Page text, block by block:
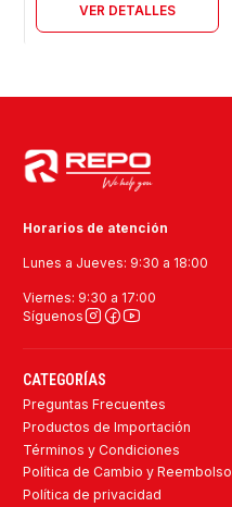
VER DETALLES
Horarios de atención
Lunes a Jueves: 9:30 a 18:00
Viernes: 9:30 a 17:00
Síguenos
CATEGORÍAS
Preguntas Frecuentes
Productos de Importación
Términos y Condiciones
Política de Cambio y Reembolso
Política de privacidad